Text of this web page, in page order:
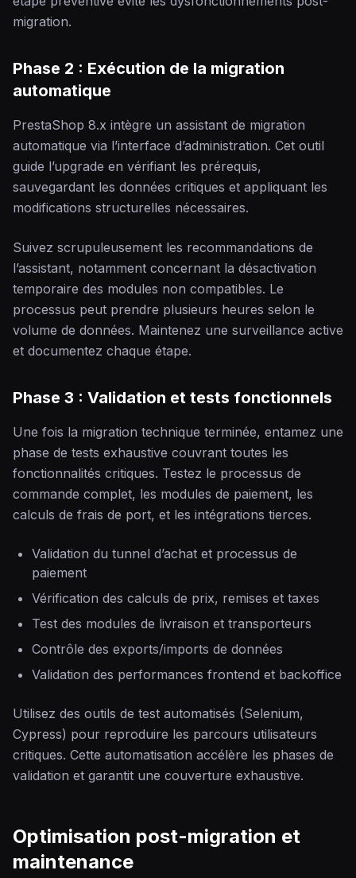
migration.
Phase 2 : Exécution de la migration
automatique
PrestaShop 8.x intègre un assistant de migration
automatique via l’interface d’administration. Cet outil
guide l’upgrade en vérifiant les prérequis,
sauvegardant les données critiques et appliquant les
modifications structurelles nécessaires.
Suivez scrupuleusement les recommandations de
l’assistant, notamment concernant la désactivation
temporaire des modules non compatibles. Le
processus peut prendre plusieurs heures selon le
volume de données. Maintenez une surveillance active
et documentez chaque étape.
Phase 3 : Validation et tests fonctionnels
Une fois la migration technique terminée, entamez une
phase de tests exhaustive couvrant toutes les
fonctionnalités critiques. Testez le processus de
commande complet, les modules de paiement, les
calculs de frais de port, et les intégrations tierces.
Validation du tunnel d’achat et processus de
paiement
Vérification des calculs de prix, remises et taxes
Test des modules de livraison et transporteurs
Contrôle des exports/imports de données
Validation des performances frontend et backoffice
Utilisez des outils de test automatisés (Selenium,
Cypress) pour reproduire les parcours utilisateurs
critiques. Cette automatisation accélère les phases de
validation et garantit une couverture exhaustive.
Optimisation post-migration et
maintenance